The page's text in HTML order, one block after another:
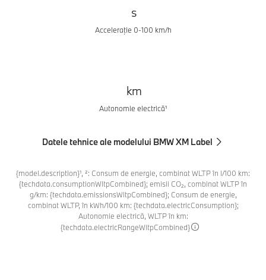
s
Acceleraţie 0-100 km/h
km
Autonomie electrică¹
Datele tehnice ale modelului BMW XM Label
{model.description}¹, ²: Consum de energie, combinat WLTP în l/100 km:
{techdata.consumptionWltpCombined}; emisii CO₂, combinat WLTP în
g/km: {techdata.emissionsWltpCombined}; Consum de energie,
combinat WLTP, în kWh/100 km: {techdata.electricConsumption};
Autonomie electrică, WLTP în km:
{techdata.electricRangeWltpCombined}